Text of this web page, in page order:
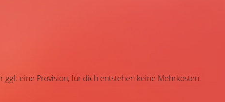
eine Provision, für dich entstehen keine Mehrkosten.